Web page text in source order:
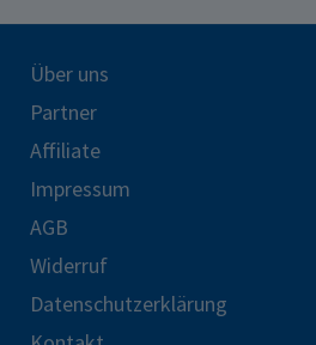
Über uns
Partner
Affiliate
Impressum
AGB
Widerruf
Datenschutzerklärung